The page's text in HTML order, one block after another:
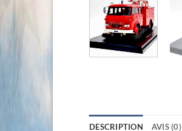
DESCRIPTION AVIS (0)